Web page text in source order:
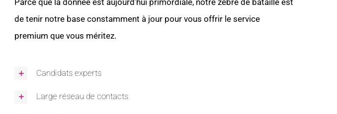
de tenir notre base constamment à jour pour vous offrir le service
premium que vous méritez.
Candidats experts
Large réseau de contacts